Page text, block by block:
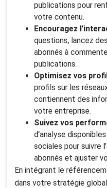
publications pour
votre contenu.
Encouragez
questions, lancez
abonnés à
publications.
Optimisez vos
profils sur les
contiennent des
votre entreprise.
Suivez vos
d’analyse
sociales pour suivre
abonnés et ajuster
En intégrant le
dans votre stratégie